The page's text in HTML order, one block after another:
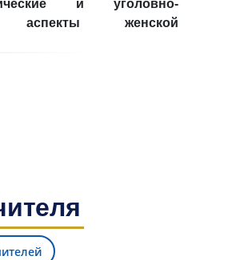
и уголовно-
аспекты женской